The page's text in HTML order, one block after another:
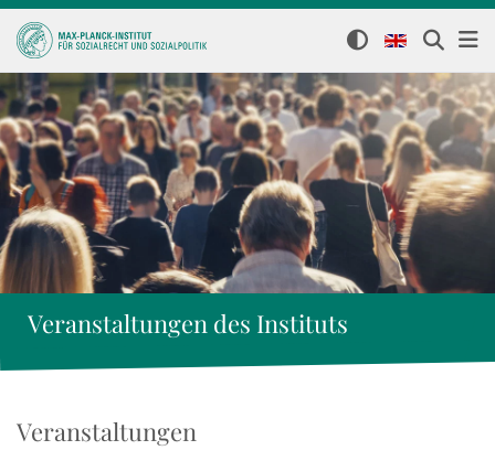
Veranstaltungen des Instituts
Veranstaltungen